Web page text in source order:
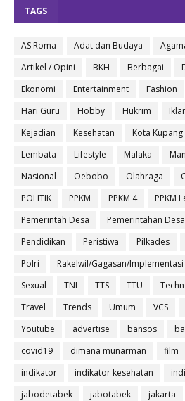
TAGS
AS Roma Adat dan Budaya
Artikel / Opini
BKH Berbagai
Ekonomi
Entertainment Fashion
Hari Guru
Hobby Hukrim
Kejadian
Kesehatan Kota Kupang
Lembata
Lifestyle Malaka
Nasional
Oebobo Olahraga
POLITIK
PPKM PPKM 4 PPKM
Pemerintah Desa
Pemerintahan Desa
Pendidikan
Peristiwa Pilkades
Polri
Rakelwil/Gagasan/Implementasi
Sexual
TNI TTS TTU
Travel
Trends Umum VCS
Youtube
advertise bansos
covid19
dimana munarman film
indikator
indikator kesehatan
jabodetabek
jabotabek jakarta